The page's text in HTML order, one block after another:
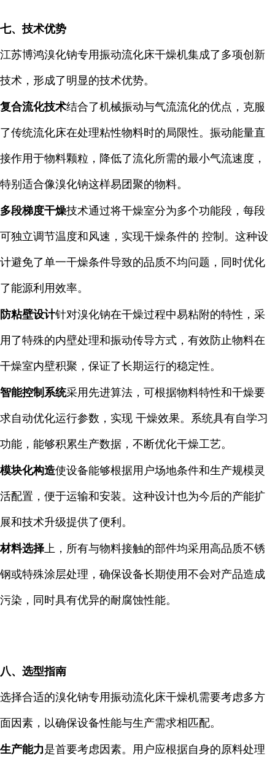
七、技术优势
江苏博鸿溴化钠专用振动流化床干燥机集成了多项创新
技术，形成了明显的技术优势。
复合流化技术结合了机械振动与气流流化的优点，克服
了传统流化床在处理粘性物料时的局限性。振动能量直
接作用于物料颗粒，降低了流化所需的最小气流速度，
特别适合像溴化钠这样易团聚的物料。
多段梯度干燥技术通过将干燥室分为多个功能段，每段
可独立调节温度和风速，实现干燥条件的 控制。这种设
计避免了单一干燥条件导致的品质不均问题，同时优化
了能源利用效率。
防粘壁设计针对溴化钠在干燥过程中易粘附的特性，采
用了特殊的内壁处理和振动传导方式，有效防止物料在
干燥室内壁积聚，保证了长期运行的稳定性。
智能控制系统采用先进算法，可根据物料特性和干燥要
求自动优化运行参数，实现 干燥效果。系统具有自学习
功能，能够积累生产数据，不断优化干燥工艺。
模块化构造使设备能够根据用户场地条件和生产规模灵
活配置，便于运输和安装。这种设计也为今后的产能扩
展和技术升级提供了便利。
材料选择上，所有与物料接触的部件均采用高品质不锈
钢或特殊涂层处理，确保设备长期使用不会对产品造成
污染，同时具有优异的耐腐蚀性能。
八、选型指南
选择合适的溴化钠专用振动流化床干燥机需要考虑多方
面因素，以确保设备性能与生产需求相匹配。
生产能力是首要考虑因素。用户应根据自身的原料处理